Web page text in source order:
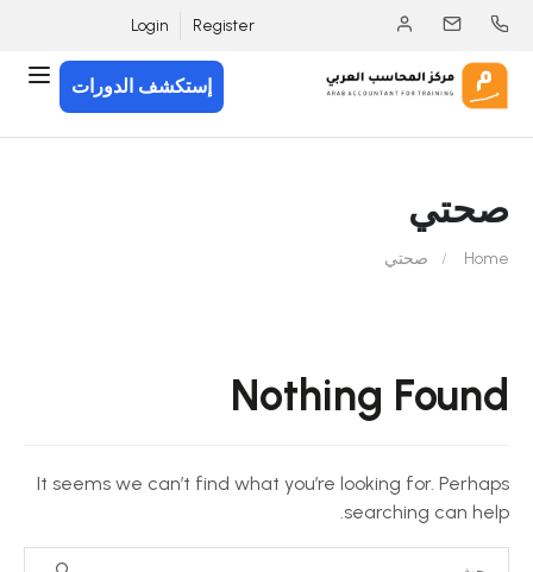
Register
Login
إستكشف الدورات
صحتي
Home صحتي
Nothing Found
It seems we can’t find what you’re looking for. Perhaps
searching can help.